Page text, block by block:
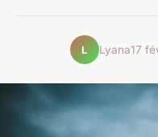
L Lyana17